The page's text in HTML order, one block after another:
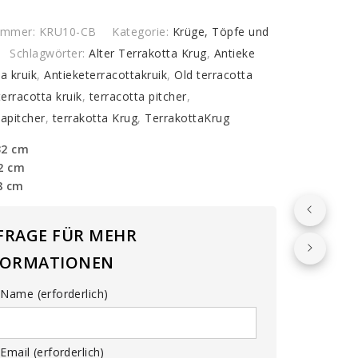
KRU10-CB Kategorie: Krüge, Töpfe und
Schlagwörter:Alter Terrakotta Krug, Antieke
kruik,Antieketerracottakruik,Old terracotta
kruik,terracotta pitcher,
,terrakotta Krug, TerrakottaKrug
cm
cm
cm
FÜR MEHR
(erforderlich)
(erforderlich)